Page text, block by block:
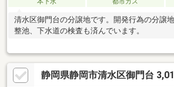
本下水 都市ガス
清水区御門台の分譲地です。開発行為の分譲
整池、下水道の検査も済んでいます。
静岡県静岡市清水区御門台